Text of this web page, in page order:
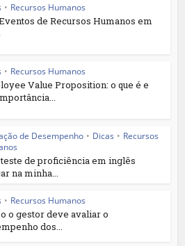
• Recursos Humanos
de Recursos Humanos em
• Recursos Humanos
Value Proposition: o que é e
de Desempenho • Dicas • Recursos
teste de proficiência em inglês
na minha...
• Recursos Humanos
o gestor deve avaliar o
dos...